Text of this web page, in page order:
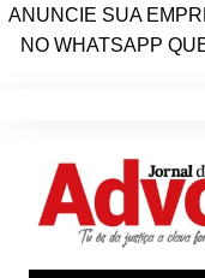
ANUNCIE SUA
NO WHATSAPP
conteúdo